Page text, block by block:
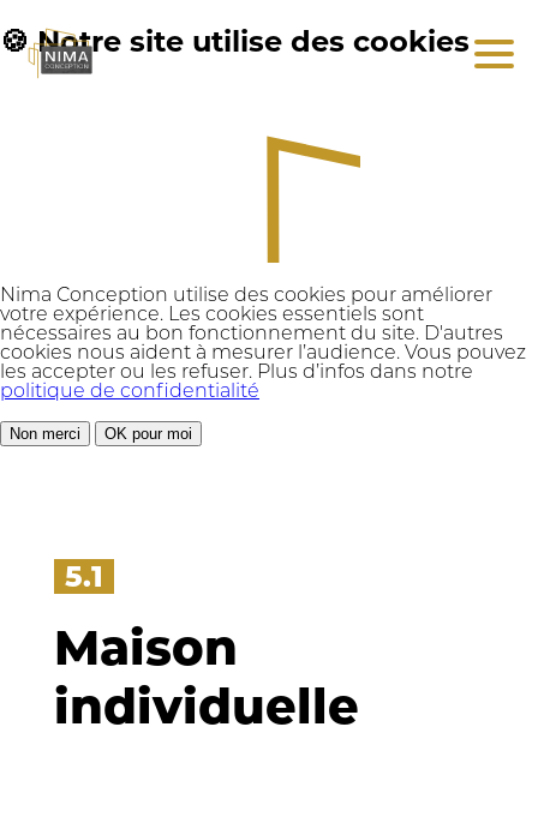
🍪 Notre site utilise des cookies
Nima Conception utilise des cookies pour améliorer
votre expérience. Les cookies essentiels sont
nécessaires au bon fonctionnement du site. D'autres
cookies nous aident à mesurer l’audience. Vous pouvez
les accepter ou les refuser. Plus d’infos dans notre
politique de confidentialité
Non merci OK pour moi
5.1
Maison
individuelle